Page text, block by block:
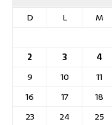
D
L M
2
3 4
9
10 11
16
17 18
23
24 25